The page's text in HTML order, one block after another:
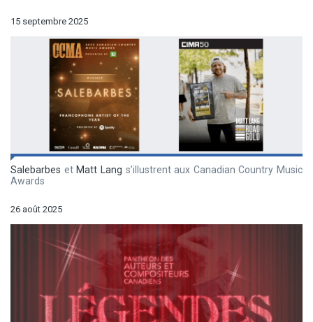
15 septembre 2025
Salebarbes et Matt Lang s’illustrent aux Canadian Country Music
Awards
26 août 2025